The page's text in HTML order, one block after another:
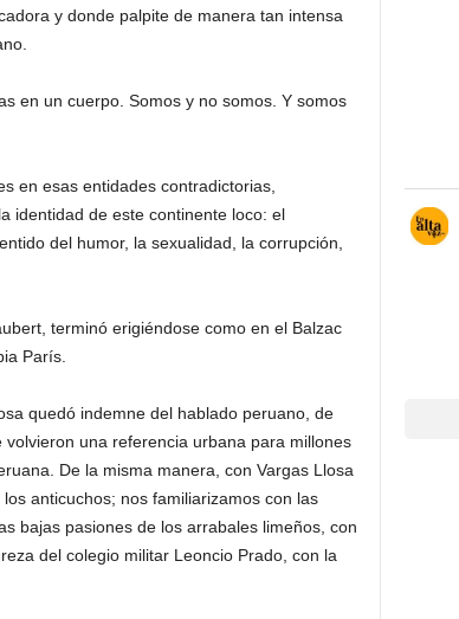
y donde palpite de manera tan intensa
en un cuerpo. Somos y no somos. Y somos
en esas entidades contradictorias,
identidad de este continente loco: el
del humor, la sexualidad, la corrupción,
terminó erigiéndose como en el Balzac
París.
quedó indemne del hablado peruano, de
una referencia urbana para millones
De la misma manera, con Vargas Llosa
anticuchos; nos familiarizamos con las
bajas pasiones de los arrabales limeños, con
del colegio militar Leoncio Prado, con la